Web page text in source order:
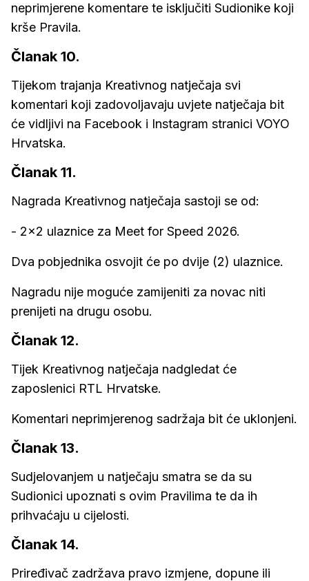
neprimjerene komentare te isključiti Sudionike koji
krše Pravila.
Članak 10.
Tijekom trajanja Kreativnog natječaja svi
komentari koji zadovoljavaju uvjete natječaja bit
će vidljivi na Facebook i Instagram stranici VOYO
Hrvatska.
Članak 11.
Nagrada Kreativnog natječaja sastoji se od:
- 2x2 ulaznice za Meet for Speed 2026.
Dva pobjednika osvojit će po dvije (2) ulaznice.
Nagradu nije moguće zamijeniti za novac niti
prenijeti na drugu osobu.
Članak 12.
Tijek Kreativnog natječaja nadgledat će
zaposlenici RTL Hrvatske.
Komentari neprimjerenog sadržaja bit će uklonjeni.
Članak 13.
Sudjelovanjem u natječaju smatra se da su
Sudionici upoznati s ovim Pravilima te da ih
prihvaćaju u cijelosti.
Članak 14.
Priređivač zadržava pravo izmjene, dopune ili